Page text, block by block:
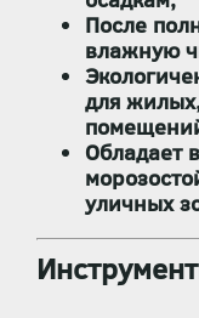
После
влажную
для
Обладает
уличных